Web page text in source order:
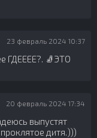
23 февраль 2024 10:37
ГДЕЕЕЕ?. 🧦ЭТО
20 февраль 2024 17:34
выпустят
дитя.)))